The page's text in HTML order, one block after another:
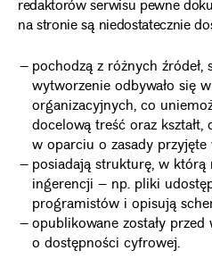
redaktorów serwisu pewne
na stronie są niedostatecznie
pochodzą z różnych
wytworzenie odbywało się
organizacyjnych, co
docelową treść oraz kształt,
w oparciu o zasady
posiadają strukturę, w
ingerencji – np. pliki
programistów i opisują
opublikowane zostały
o dostępności cyfrowej.